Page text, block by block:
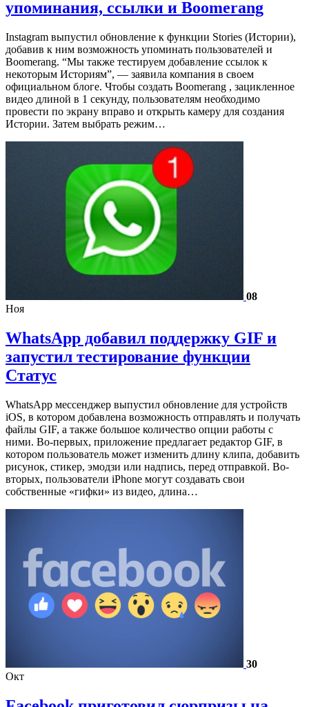
упоминания, ссылки и Boomerang
Instagram выпустил обновление к функции Stories (Истории),
добавив к ним возможность упоминать пользователей и
Boomerang. “Мы также тестируем добавление ссылок к
некоторым Историям”, — заявила компания в своем
официальном блоге. Чтобы создать Boomerang , зацикленное
видео длиной в 1 секунду, пользователям необходимо
провести по экрану вправо и открыть камеру для создания
Истории. Затем выбрать режим…
08
Ноя
WhatsApp добавил поддержку GIF и
запустил тестирование функции
Статус
WhatsApp мессенджер выпустил обновление для устройств
iOS, в котором добавлена возможность отправлять и получать
файлы GIF, а также большое количество опции работы с
ними. Во-первых, приложение предлагает редактор GIF, в
котором пользователь может изменить длину клипа, добавить
рисунок, стикер, эмодзи или надпись, перед отправкой. Во-
вторых, пользователи iPhone могут создавать свои
собственные «гифки» из видео, длина…
30
Окт